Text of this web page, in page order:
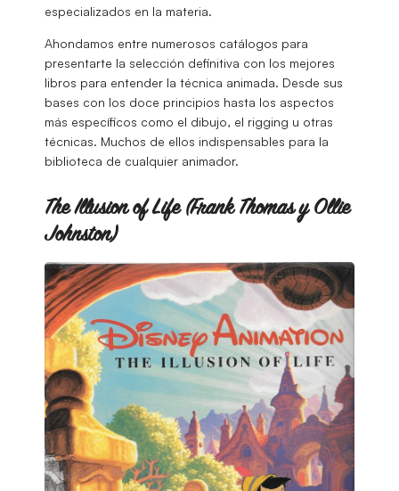
especializados en la materia.
Ahondamos entre numerosos catálogos para
presentarte la selección definitiva con los mejores
libros para entender la técnica animada. Desde sus
bases con los doce principios hasta los aspectos
más específicos como el dibujo, el rigging u otras
técnicas. Muchos de ellos indispensables para la
biblioteca de cualquier animador.
The Illusion of Life (Frank Thomas y Ollie
Johnston)